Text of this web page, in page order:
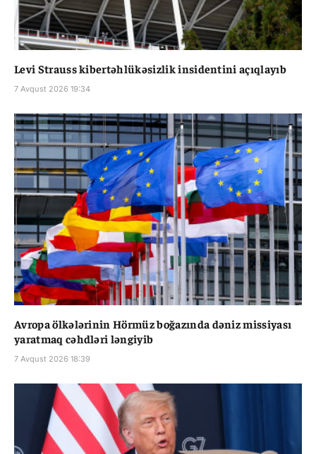
Levi Strauss kibertəhlükəsizlik insidentini açıqlayıb
7 Avqust 2026 19:34
Avropa ölkələrinin Hörmüz boğazında dəniz missiyası
yaratmaq cəhdləri ləngiyib
7 Avqust 2026 18:39